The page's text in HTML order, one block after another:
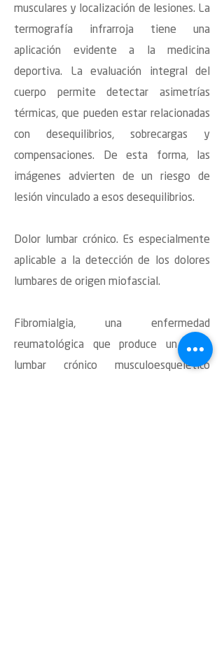
musculares y localización de lesiones. La
termografía infrarroja tiene una
aplicación evidente a la medicina
deportiva. La evaluación integral del
cuerpo permite detectar asimetrías
térmicas, que pueden estar relacionadas
con desequilibrios, sobrecargas y
compensaciones. De esta forma, las
imágenes advierten de un riesgo de
lesión vinculado a esos desequilibrios.
Dolor lumbar crónico. Es especialmente
aplicable a la detección de los dolores
lumbares de origen miofascial.
Fibromialgia, una enfermedad
reumatológica que produce un dolor
lumbar crónico musculoesquelético